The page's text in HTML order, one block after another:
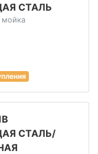
СТАЛЬ
мойка
СТАЛЬ/